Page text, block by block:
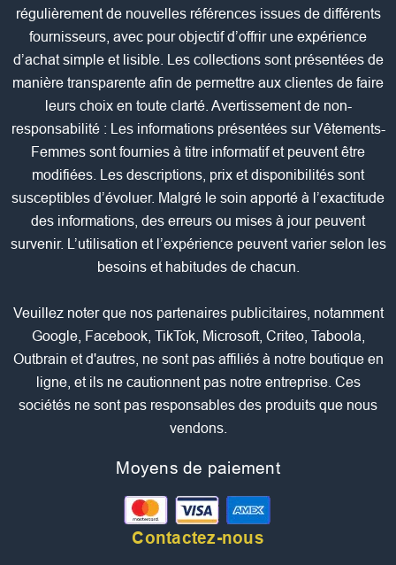
régulièrement de nouvelles références issues de différents
fournisseurs, avec pour objectif d’offrir une expérience
d’achat simple et lisible. Les collections sont présentées de
manière transparente afin de permettre aux clientes de faire
leurs choix en toute clarté. Avertissement de non-
responsabilité : Les informations présentées sur Vêtements-
Femmes sont fournies à titre informatif et peuvent être
modifiées. Les descriptions, prix et disponibilités sont
susceptibles d’évoluer. Malgré le soin apporté à l’exactitude
des informations, des erreurs ou mises à jour peuvent
survenir. L’utilisation et l’expérience peuvent varier selon les
besoins et habitudes de chacun.
Veuillez noter que nos partenaires publicitaires, notamment
Google, Facebook, TikTok, Microsoft, Criteo, Taboola,
Outbrain et d'autres, ne sont pas affiliés à notre boutique en
ligne, et ils ne cautionnent pas notre entreprise. Ces
sociétés ne sont pas responsables des produits que nous
vendons.
Moyens de paiement
Contactez-nous